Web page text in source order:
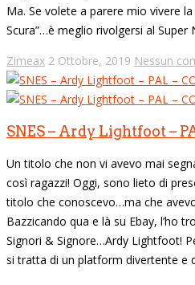
Ma. Se volete a parere mio vivere la
Scura”…è meglio rivolgersi al Super
Zimeax 2 Ottobre, 2019 Nessun
SNES – Ardy Lightfoot –
Un titolo che non vi avevo mai
così ragazzi! Oggi, sono lieto di
titolo che conoscevo…ma che
Bazzicando qua e là su Ebay, l’ho
Signori & Signore…Ardy Lightfoot!
si tratta di un platform divertente e